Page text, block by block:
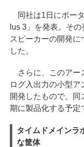
同社は1日にポー
lus 3」を発表。そ
スピーカーの開発に
した。
さらに、このアー
ログ入出力の小型
開発したもので、
期に製品化する予定
タイムドメインラ
な筐体